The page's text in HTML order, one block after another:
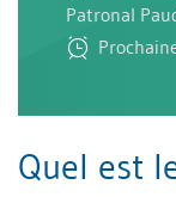
Patronal
Quel est